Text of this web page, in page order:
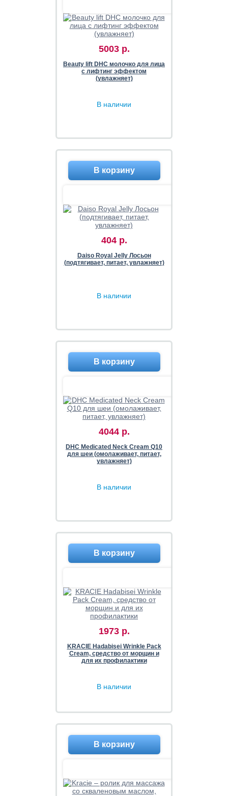
5003 р.
Beauty lift DHC молочко для лица
с лифтинг эффектом
(увлажняет)
В наличии
404 р.
Daiso Royal Jelly Лосьон
(подтягивает, питает, увлажняет)
В наличии
4044 р.
DHC Medicated Neck Cream Q10
для шеи (омолаживает, питает,
увлажняет)
В наличии
1973 р.
KRACIE Hadabisei Wrinkle Pack
Cream, средство от морщин и
для их профилактики
В наличии